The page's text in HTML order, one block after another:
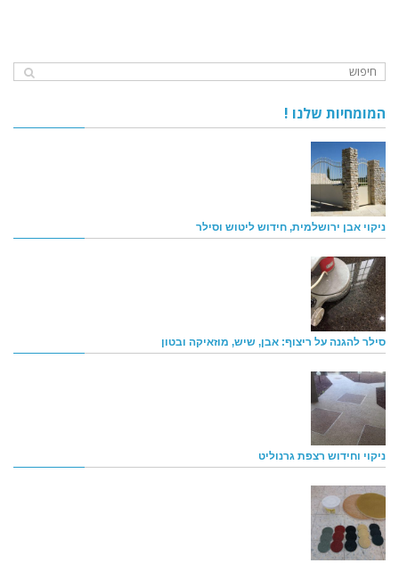
המומחיות שלנו !
ניקוי אבן ירושלמית, חידוש ליטוש וסילר
סילר להגנה על ריצוף: אבן, שיש, מוזאיקה ובטון
ניקוי וחידוש רצפת גרנוליט